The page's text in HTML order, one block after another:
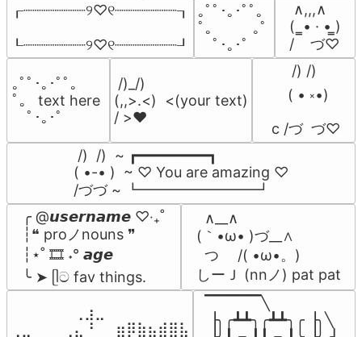
┎┈┈┈┈┈┈┈୨♡୧┈┈┈┈┈┈┈┒
┖┈┈┈┈┈┈┈୨♡୧┈┈┈┈┈┈┈┚
｡ﾟﾟ･｡･ﾟﾟ。
ﾟ。　 　｡ﾟ
ﾟ･｡･ﾟ
∧,,,∧
(  ̳• · • ̳)
/    づ♡
｡ﾟﾟ･｡･ﾟﾟ｡
ﾟ。 text here
ﾟ･｡･ﾟ
/)_/)
(,,>.<)  <(your text)
/ >❤️
      /) /)
     ( • ༝•)
c /づ  づ♡
/)  /)  ~ ┏━━━━━━━━┓
( •-• )  ~ ♡ You are amazing ♡
/づづ ~ ┗━━━━━━━━┛
╭ @𝙪𝙨𝙚𝙧𝙣𝙖𝙢𝙚 ♡‧₊˚
┆❝ proノnouns ❞
┆⋆˚ 🎞️ ˖° 𝙖𝙜𝙚
╰ ➤ ᥫට fav things.
  ∧__∧
(｀•ω• )づ__∧
  つ　 /( •ω•。)
しーＪ (nnノ) pat pat
⠀⠀⠀⠀⠀⠀⢀⣰⣀⠀⠀⠀⠀⠀⠀⠀⠀
⢀⣀⠀⠀⠀⢀⣄⠘⠀⠀⣶⡿⣷⣦⣾⣿⣧
▔▔▔▔▔╲
▕╮╭┻┻╮╭┻┻╮╭▕╮╲